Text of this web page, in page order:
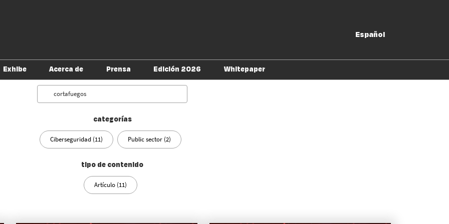
Español
Infosecurity
Exhibe
Soluciones digitales
Cuídate de fraudes
Acerca de
Alianzas
Prensa
Política de acreditación
Edición 2026
Directorio de Expositores
Conferencias
Whitepaper
categorías
Ciberseguridad (11) Public sector (2)
tipo de contenido
Artículo (11)